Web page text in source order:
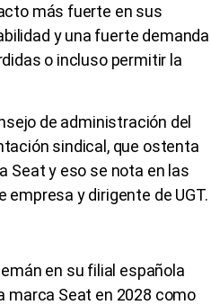
más fuerte en sus
y una fuerte demanda
o incluso permitir la
de administración del
sindical, que ostenta
Seat y eso se nota en las
y dirigente de UGT.
en su filial española
marca Seat en 2028 como